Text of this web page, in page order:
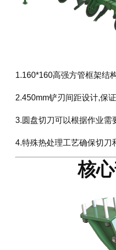
1.160*160高强方管框架结
2.450mm铲刃间距设计,保
3.圆盘切刀可以根据作业需
4.特殊热处理工艺确保切刀
核